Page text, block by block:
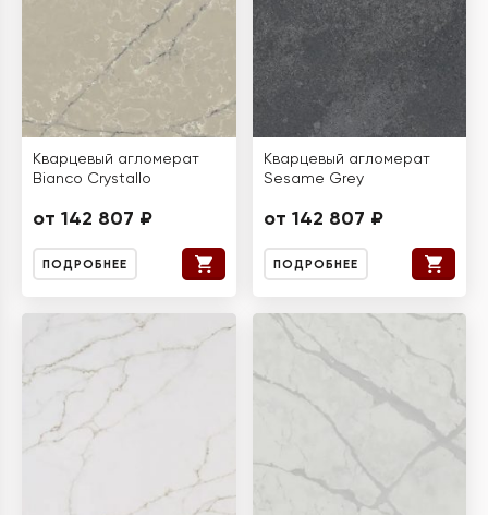
Кварцевый агломерат
Bianco Crystallo
от 142 807 ₽
ПОДРОБНЕЕ
Кварцевый агломерат
Sesame Grey
от 142 807 ₽
ПОДРОБНЕЕ